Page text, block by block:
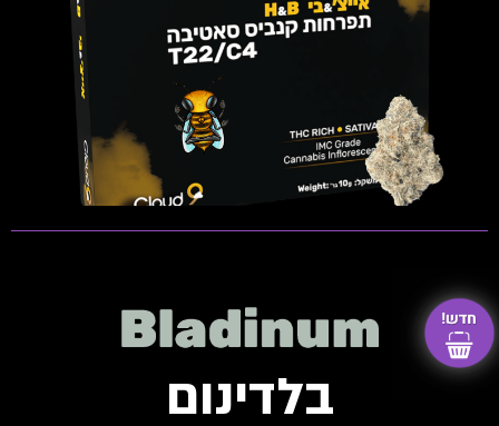
טרפנים דומיננטים: Limonene, Caryophyllene,
Myrcene ,Nerolidol
פתיחות שקית ומלאי זמין
בלדינום